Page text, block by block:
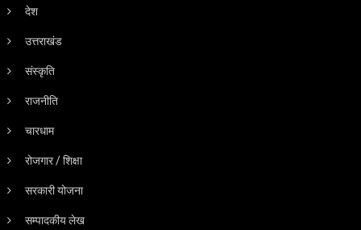
देश
उत्तराखंड
संस्कृति
राजनीति
चारधाम
रोजगार / शिक्षा
सरकारी योजना
सम्पादकीय लेख